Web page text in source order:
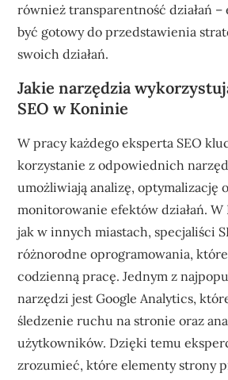
również transparentność działań
być gotowy do przedstawienia
swoich działań.
Jakie narzędzia
SEO w Koninie
W pracy każdego eksperta SEO
korzystanie z odpowiednich
umożliwiają analizę, optymalizację
monitorowanie efektów działań.
jak w innych miastach, specjaliści
różnorodne oprogramowania,
codzienną pracę. Jednym z
narzędzi jest Google Analytics,
śledzenie ruchu na stronie oraz
użytkowników. Dzięki temu
zrozumieć, które elementy strony